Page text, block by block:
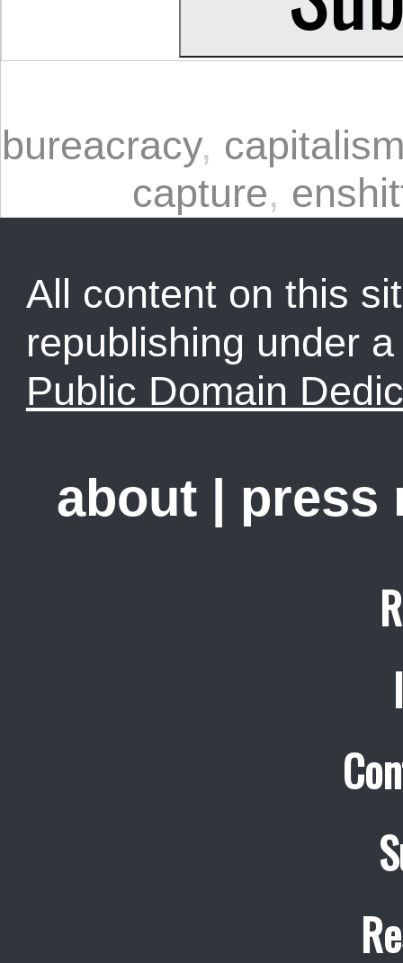
bureacracy,
capture,
All content on this
republishing under
Public Domain
about press